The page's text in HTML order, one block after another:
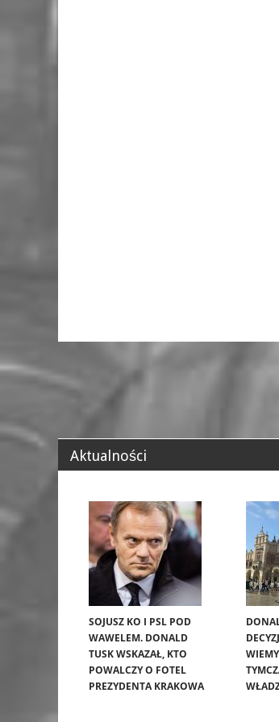
Aktualności
SOJUSZ KO I PSL POD
WAWELEM. DONALD
TUSK WSKAZAŁ, KTO
POWALCZY O FOTEL
PREZYDENTA KRAKOWA